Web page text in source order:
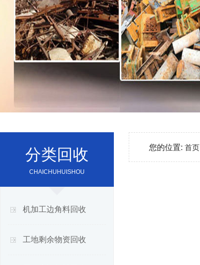
分类回收
CHAICHUHUISHOU
机加工边角料回收
工地剩余物资回收
您的位置: 首页